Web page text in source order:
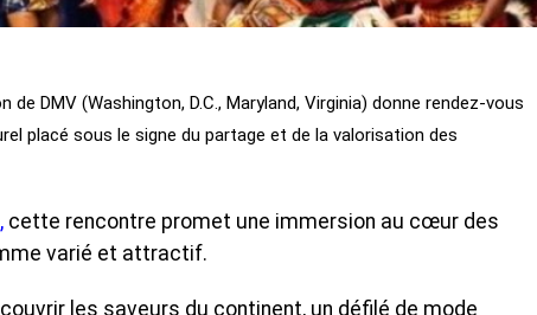
DMV (Washington, D.C., Maryland, Virginia) donne rendez-vous
placé sous le signe du partage et de la valorisation des
cette rencontre promet une immersion au cœur des
varié et attractif.
les saveurs du continent, un défilé de mode